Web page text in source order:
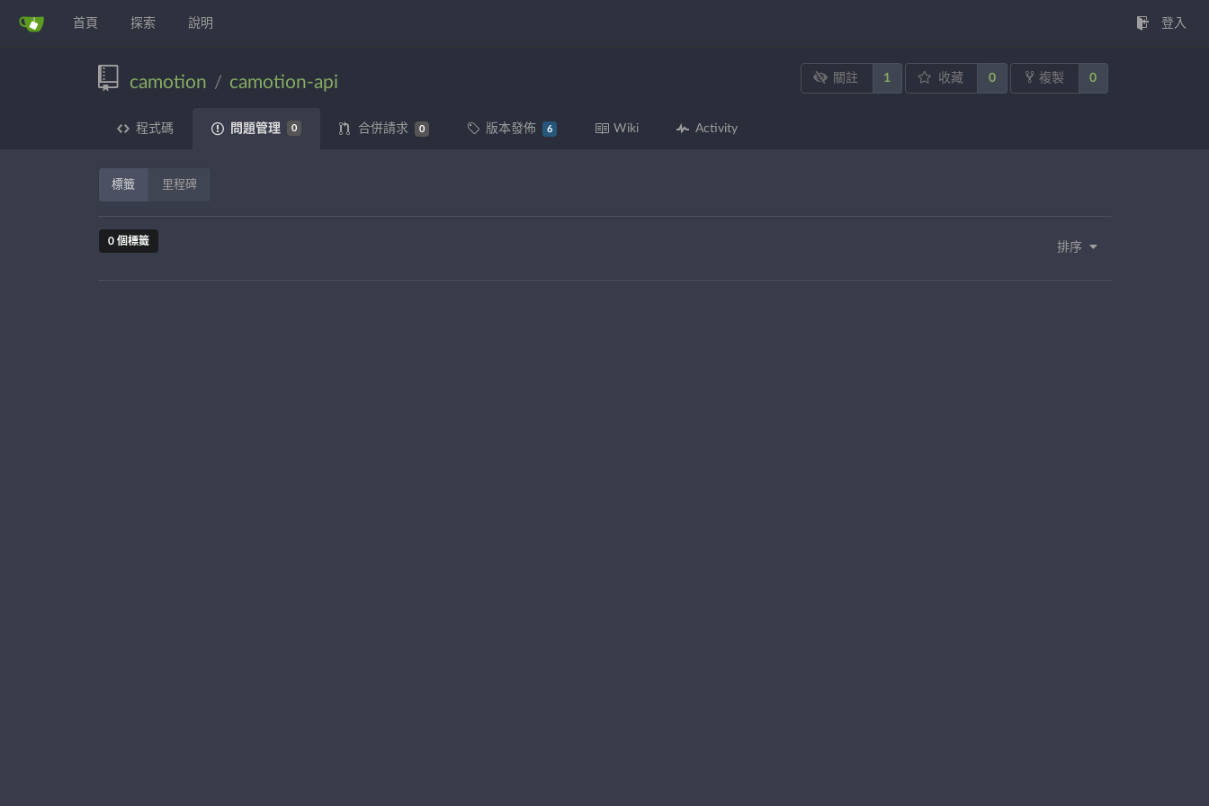
首頁 探索 說明 登入
camotion / camotion-api 關註 1 收藏 0 複製 0
程式碼 問題管理 0 合併請求 0 版本發佈 6 Wiki Activity
標籤 里程碑
排序
0 個標籤